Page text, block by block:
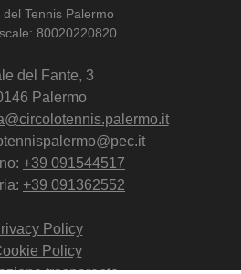
del Tennis Palermo
80020220820
del Fante, 3
Palermo
+39 091544517
+39 091362552
Policy
Policy